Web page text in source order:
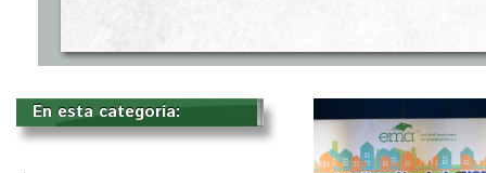
En esta categoría: